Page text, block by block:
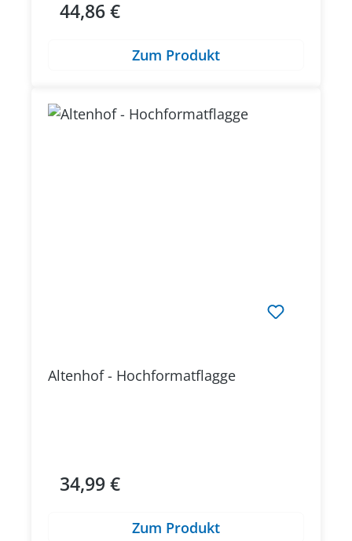
Regulärer Preis:
44,86 €
Zum Produkt
Altenhof - Hochformatflagge
Regulärer Preis:
34,99 €
Zum Produkt